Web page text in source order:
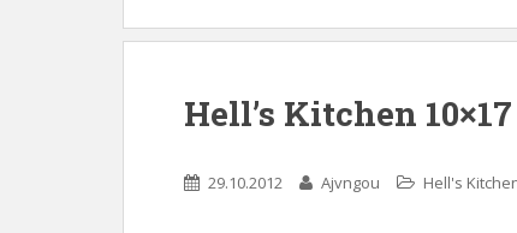
Hell’s Kitchen 10×17
29.10.2012 Ajvngou Hell's